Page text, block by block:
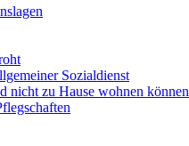
Sozialdienst
nicht zu Hause wohnen können